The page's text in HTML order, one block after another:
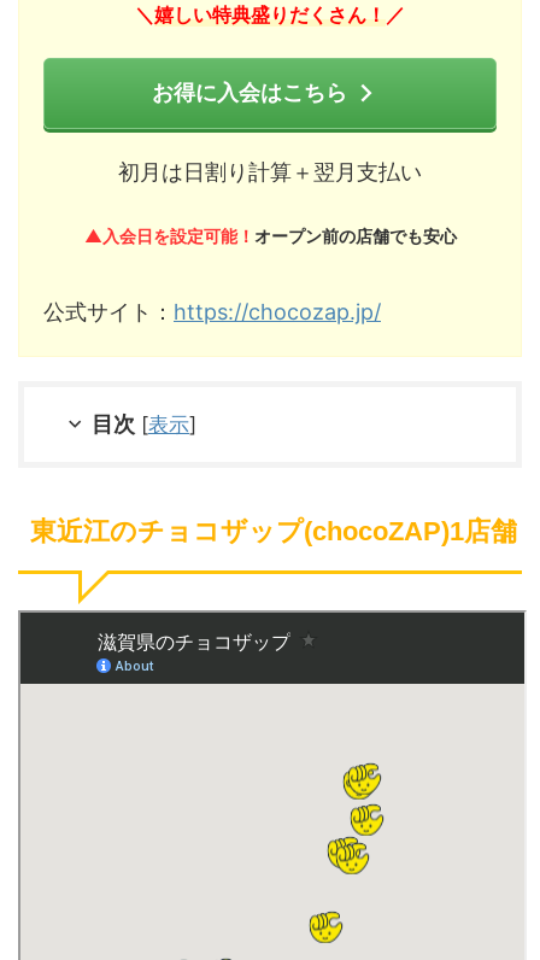
＼ 嬉しい特典盛りだくさん！ ／
お得に入会はこちら
初月は日割り計算＋翌月支払い
▲入会日を設定可能！ オープン前の店舗でも安心
公式サイト： https://chocozap.jp/
目次 [表示]
東近江のチョコザップ(chocoZAP)1店舗